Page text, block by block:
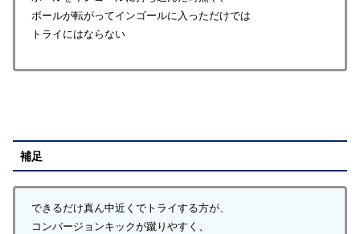
ボールが転がってインゴールに入っただけでは
トライにはならない
補足
できるだけ真ん中近くでトライする方が、
コンバージョンキックが蹴りやすく、